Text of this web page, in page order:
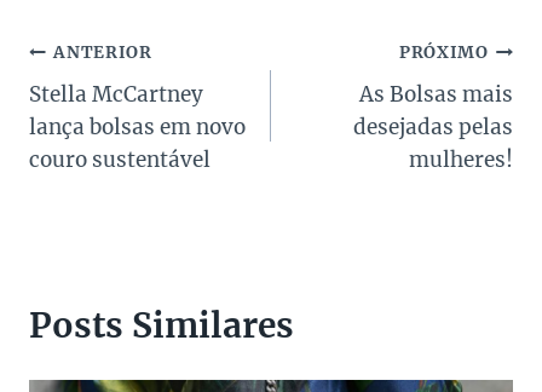
Navegação
de
Post
ANTERIOR
Stella McCartney
lança bolsas em novo
couro sustentável
PRÓXIMO
As Bolsas mais
desejadas pelas
mulheres!
Posts Similares